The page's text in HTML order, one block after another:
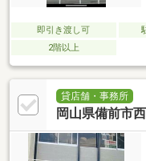
即引き渡し可
2階以上
貸店舗・事務所
岡山県備前市